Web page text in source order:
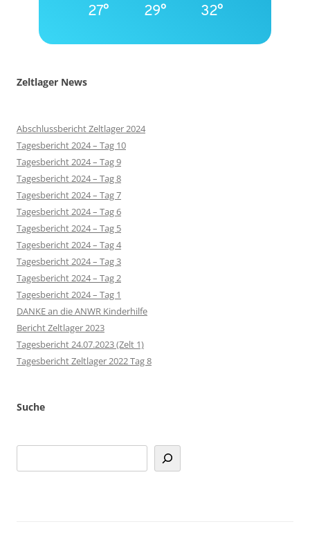
27° 29° 32°
Zeltlager News
Abschlussbericht Zeltlager 2024
Tagesbericht 2024 – Tag 10
Tagesbericht 2024 – Tag 9
Tagesbericht 2024 – Tag 8
Tagesbericht 2024 – Tag 7
Tagesbericht 2024 – Tag 6
Tagesbericht 2024 – Tag 5
Tagesbericht 2024 – Tag 4
Tagesbericht 2024 – Tag 3
Tagesbericht 2024 – Tag 2
Tagesbericht 2024 – Tag 1
DANKE an die ANWR Kinderhilfe
Bericht Zeltlager 2023
Tagesbericht 24.07.2023 (Zelt 1)
Tagesbericht Zeltlager 2022 Tag 8
Suche